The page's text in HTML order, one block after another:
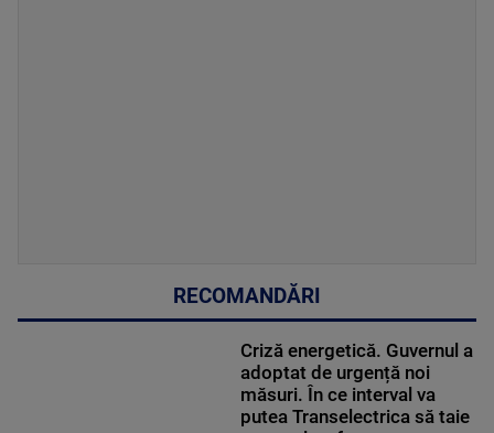
RECOMANDĂRI
Criză energetică. Guvernul a
adoptat de urgență noi
măsuri. În ce interval va
putea Transelectrica să taie